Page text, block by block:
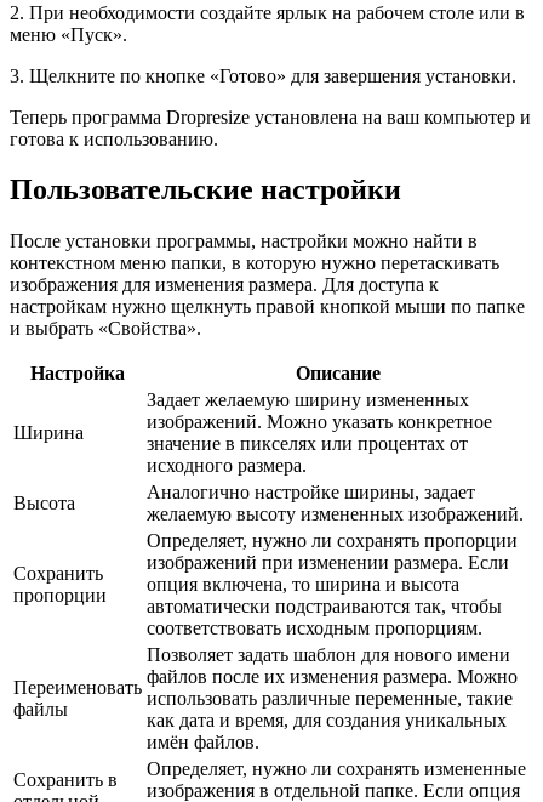
2. При необходимости создайте ярлык на рабочем столе или в
меню «Пуск».
3. Щелкните по кнопке «Готово» для завершения установки.
Теперь программа Dropresize установлена на ваш компьютер и
готова к использованию.
Пользовательские настройки
После установки программы, настройки можно найти в
контекстном меню папки, в которую нужно перетаскивать
изображения для изменения размера. Для доступа к
настройкам нужно щелкнуть правой кнопкой мыши по папке
и выбрать «Свойства».
Настройка Описание
Ширина
Задает желаемую ширину измененных
изображений. Можно указать конкретное
значение в пикселях или процентах от
исходного размера.
Высота
Аналогично настройке ширины, задает
желаемую высоту измененных изображений.
Сохранить
пропорции
Определяет, нужно ли сохранять пропорции
изображений при изменении размера. Если
опция включена, то ширина и высота
автоматически подстраиваются так, чтобы
соответствовать исходным пропорциям.
Переименовать
файлы
Позволяет задать шаблон для нового имени
файлов после их изменения размера. Можно
использовать различные переменные, такие
как дата и время, для создания уникальных
имён файлов.
Сохранить в
Определяет, нужно ли сохранять измененные
изображения в отдельной папке. Если опция